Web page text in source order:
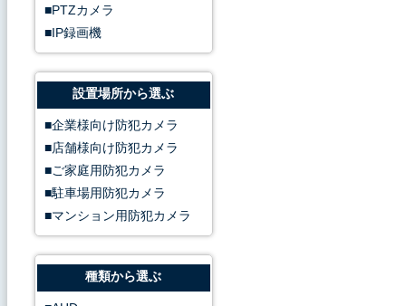
PTZカメラ
IP録画機
設置場所から選ぶ
企業様向け防犯カメラ
店舗様向け防犯カメラ
ご家庭用防犯カメラ
駐車場用防犯カメラ
マンション用防犯カメラ
種類から選ぶ